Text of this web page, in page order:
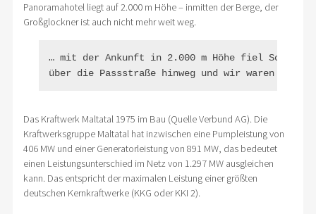
Panoramahotel liegt auf 2.000 m Höhe – inmitten der Berge, der
Großglockner ist auch nicht mehr weit weg.
… mit der Ankunft in 2.000 m Höhe fiel Schnee
über die Passstraße hinweg und wir waren
Das Kraftwerk Maltatal 1975 im Bau (Quelle Verbund AG). Die
Kraftwerksgruppe Maltatal hat inzwischen eine Pumpleistung von
406 MW und einer Generatorleistung von 891 MW, das bedeutet
einen Leistungsunterschied im Netz von 1.297 MW ausgleichen
kann. Das entspricht der maximalen Leistung einer größten
deutschen Kernkraftwerke (KKG oder KKI 2).